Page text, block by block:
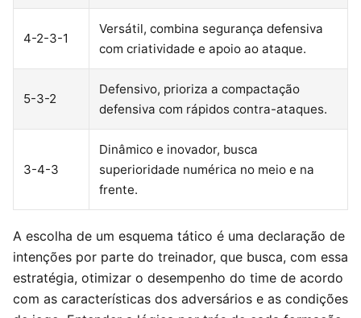
4-2-3-1
Versátil, combina segurança defensiva
com criatividade e apoio ao ataque.
5-3-2
Defensivo, prioriza a compactação
defensiva com rápidos contra-ataques.
3-4-3
Dinâmico e inovador, busca
superioridade numérica no meio e na
frente.
A escolha de um esquema tático é uma declaração de
intenções por parte do treinador, que busca, com essa
estratégia, otimizar o desempenho do time de acordo
com as características dos adversários e as condições